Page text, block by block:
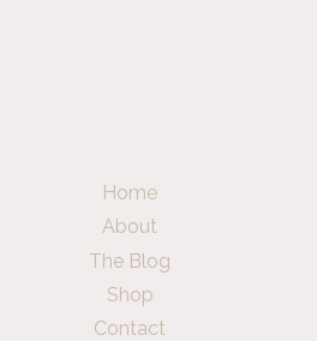
Home
About
The Blog
Shop
Contact